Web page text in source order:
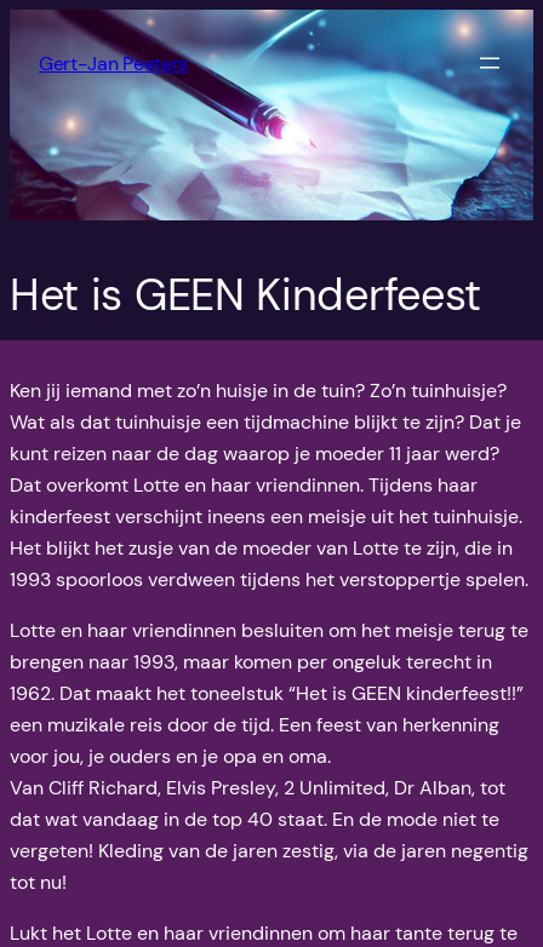
naar
inhoud
Gert-Jan Peeters
Het is GEEN Kinderfeest
Ken jij iemand met zo’n huisje in de tuin? Zo’n tuinhuisje?
Wat als dat tuinhuisje een tijdmachine blijkt te zijn? Dat je
kunt reizen naar de dag waarop je moeder 11 jaar werd?
Dat overkomt Lotte en haar vriendinnen. Tijdens haar
kinderfeest verschijnt ineens een meisje uit het tuinhuisje.
Het blijkt het zusje van de moeder van Lotte te zijn, die in
1993 spoorloos verdween tijdens het verstoppertje spelen.
Lotte en haar vriendinnen besluiten om het meisje terug te
brengen naar 1993, maar komen per ongeluk terecht in
1962. Dat maakt het toneelstuk “Het is GEEN kinderfeest!!”
een muzikale reis door de tijd. Een feest van herkenning
voor jou, je ouders en je opa en oma.
Van Cliff Richard, Elvis Presley, 2 Unlimited, Dr Alban, tot
dat wat vandaag in de top 40 staat. En de mode niet te
vergeten! Kleding van de jaren zestig, via de jaren negentig
tot nu!
Lukt het Lotte en haar vriendinnen om haar tante terug te